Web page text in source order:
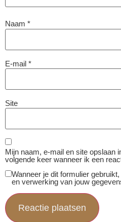
Naam *
E-mail *
Site
Mijn naam, e-mail en site opslaan
volgende keer wanneer ik een
Wanneer je dit formulier
en verwerking van jouw